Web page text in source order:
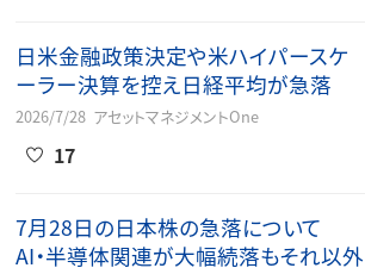
日米金融政策決定や米ハイパースケ
ーラー決算を控え日経平均が急落
2026/7/28 アセットマネジメントOne
17
7月28日の日本株の急落について
AI・半導体関連が大幅続落もそれ以外